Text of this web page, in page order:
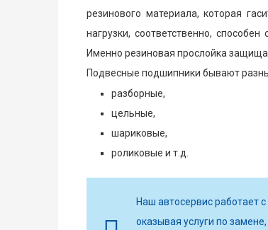
резинового материала, которая
нагрузки, соответственно,
Именно резиновая прослойка
Подвесные подшипники бывают
разборные,
цельные,
шариковые,
роликовые и т.д.
Наш автосервис работает
оказывая услуги по